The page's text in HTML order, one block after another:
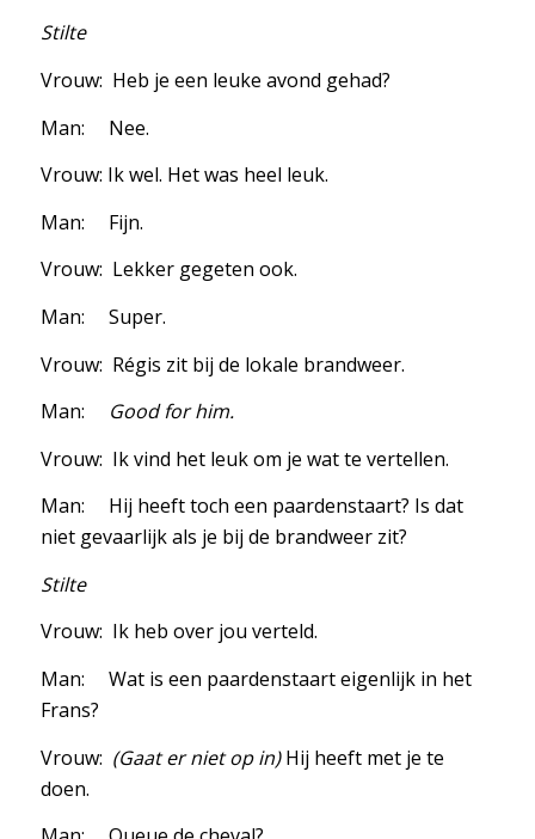
Stilte
Vrouw: Heb je een leuke avond gehad?
Man: Nee.
Vrouw: Ik wel. Het was heel leuk.
Man: Fijn.
Vrouw: Lekker gegeten ook.
Man: Super.
Vrouw: Régis zit bij de lokale brandweer.
Man:
Good for him.
Vrouw: Ik vind het leuk om je wat te vertellen.
Man: Hij heeft toch een paardenstaart? Is dat
niet gevaarlijk als je bij de brandweer zit?
Stilte
Vrouw: Ik heb over jou verteld.
Man: Wat is een paardenstaart eigenlijk in het
Frans?
Vrouw: (Gaat er niet op in)Hij heeft met je te
doen.